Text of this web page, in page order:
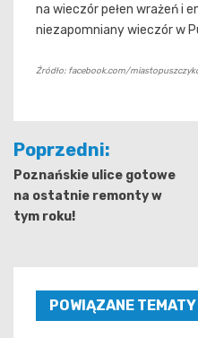
na wieczór pełen wrażeń i
niezapomniany wieczór w
Źródło: facebook.com/
Nawigacja
wpisu
Poprzedni:
Poznańskie ulice gotowe
na ostatnie remonty w
tym roku!
POWIĄZANE TEMATY